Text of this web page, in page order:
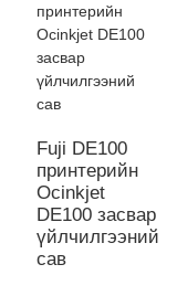
Fuji DE100
принтерийн
Ocinkjet
DE100 засвар
үйлчилгээний
сав